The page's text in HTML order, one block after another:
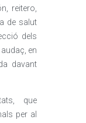
reitero,
de salut
dels
en
davant
que
per al